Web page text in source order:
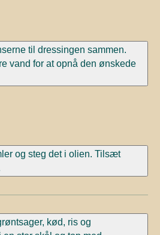
til dressingen sammen.
vand for at opnå den ønskede
og steg det i olien. Tilsæt
kød, ris og